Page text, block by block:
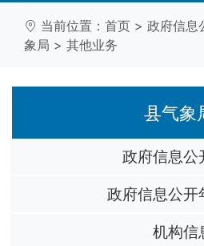
当前位置： 首页 > 政府信息
象局 > 其他业务
县气象
政府信息公
政府信息公开
机构信